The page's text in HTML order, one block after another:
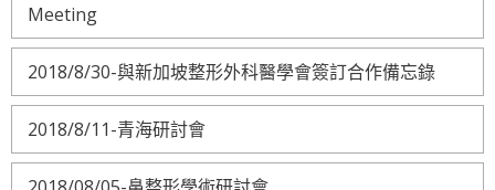
Meeting
2018/8/30-與新加坡整形外科醫學會簽訂合作備忘錄
2018/8/11-青海研討會